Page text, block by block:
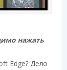
нажать
Edge? Дело